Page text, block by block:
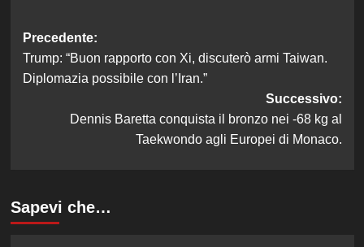
Navigazione
articolo
Precedente:
Trump: “Buon rapporto con Xi, discuterò armi Taiwan.
Diplomazia possibile con l’Iran.”
Successivo:
Dennis Baretta conquista il bronzo nei -68 kg al
Taekwondo agli Europei di Monaco.
Sapevi che…